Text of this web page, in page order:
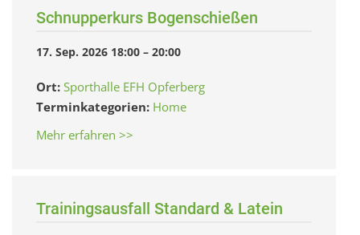
Schnupperkurs Bogenschießen
17. Sep. 2026 18:00 – 20:00
Ort: Sporthalle EFH Opferberg
Terminkategorien: Home
Mehr erfahren >>
Trainingsausfall Standard & Latein